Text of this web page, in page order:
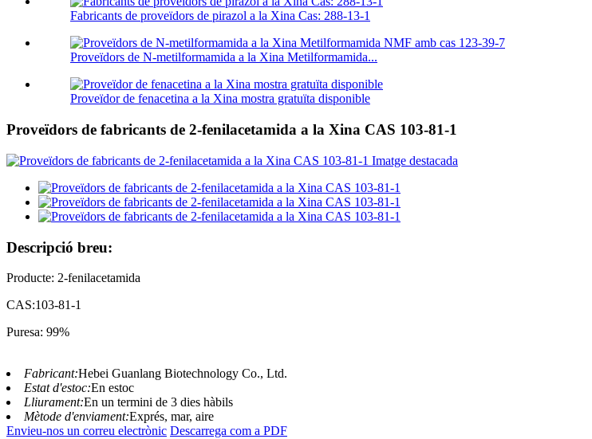
Fabricants de proveïdors de pirazol a la Xina Cas: 288-13-1
Proveïdors de N-metilformamida a la Xina Metilformamida...
Proveïdor de fenacetina a la Xina mostra gratuïta disponible
Proveïdors de fabricants de 2-fenilacetamida a la Xina CAS 103-81-1
Descripció breu:
Producte: 2-fenilacetamida
CAS:103-81-1
Puresa: 99%
Fabricant:Hebei Guanlang Biotechnology Co., Ltd.
Estat d'estoc:En estoc
Lliurament:En un termini de 3 dies hàbils
Mètode d'enviament:Exprés, mar, aire
Envieu-nos un correu electrònic Descarrega com a PDF